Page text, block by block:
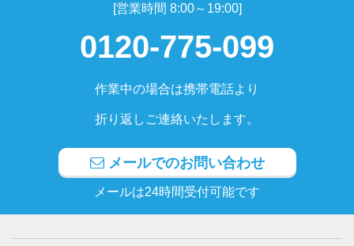
[営業時間 8:00～19:00]
0120-775-099
作業中の場合は携帯電話より
折り返しご連絡いたします。
メールでのお問い合わせ
メールは24時間受付可能です